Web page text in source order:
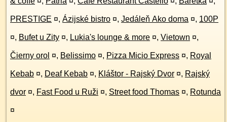
PRESTIGE ¤, Ázijské bistro ¤, Jedáleň Ako doma ¤, 100P
¤, Bufet u Zity ¤, Lukia's lounge & more ¤, Vietown ¤,
Čierny orol ¤, Belissimo ¤, Pizza Micio Express ¤, Royal
Kebab ¤, Deaf Kebab ¤, Kláštor - Rajský Dvor ¤, Rajský
dvor ¤, Fast Food u Ruži ¤, Street food Thomas ¤, Rotunda
¤